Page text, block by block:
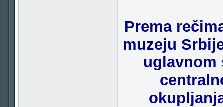
Prema
muzeju
uglavnom